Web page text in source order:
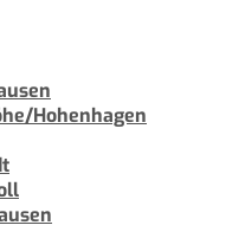
Hohenhagen